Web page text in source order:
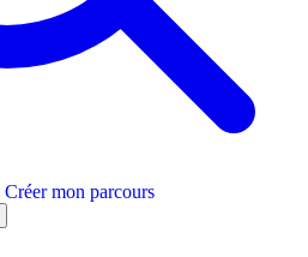
Créer mon parcours